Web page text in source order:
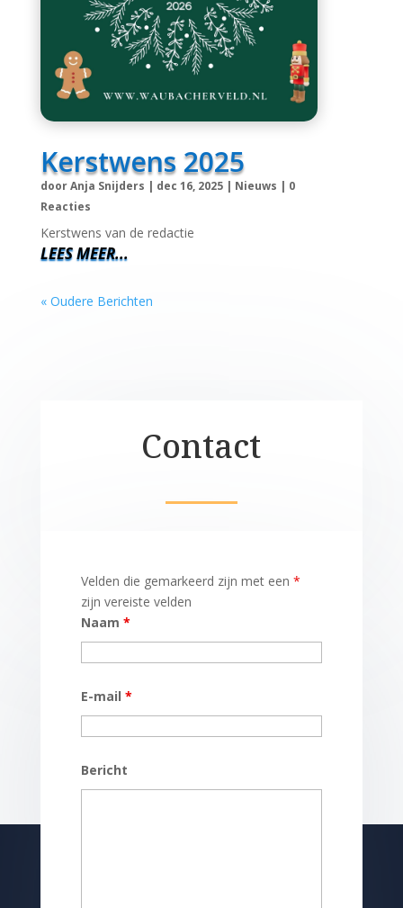
Kerstwens 2025
Reacties
zijn vereiste velden
Naam*
E-mail*